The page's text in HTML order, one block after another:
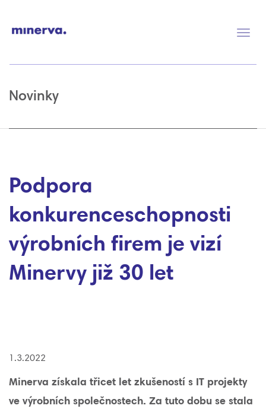
Novinky
Podpora
konkurenceschopnosti
výrobních firem je vizí
Minervy již 30 let
1.3.2022
Minerva získala třicet let zkušeností s IT projekty
ve výrobních společnostech. Za tuto dobu se stala